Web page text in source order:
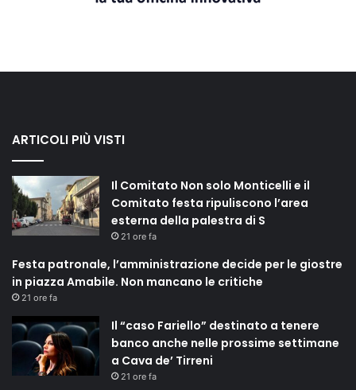
ARTICOLI PIÙ VISTI
Il Comitato Non solo Monticelli e il
Comitato festa ripuliscono l’area
esterna della palestra di S
21 ore fa
Festa patronale, l’amministrazione decide per le giostre
in piazza Amabile. Non mancano le critiche
21 ore fa
Il “caso Fariello” destinato a tenere
banco anche nelle prossime settimane
a Cava de’ Tirreni
21 ore fa